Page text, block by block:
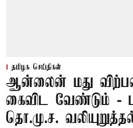
தமிழக செய்திகள்
ஆன்லைன் மது
கைவிட வேண்டும் -
தொ.மு.ச.